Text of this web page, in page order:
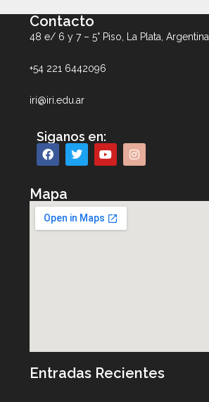
Contacto
48 e/ 6 y 7 – 5° Piso, La Plata, Argentina
+54 221 6442096
iri@iri.edu.ar
Siganos en:
Mapa
Entradas Recientes